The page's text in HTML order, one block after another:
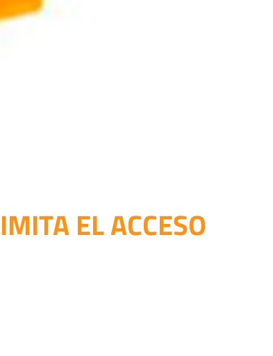
EL ACCESO